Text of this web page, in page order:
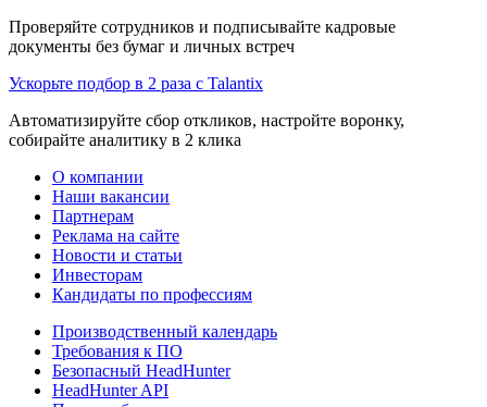
Проверяйте сотрудников и подписывайте кадровые
документы без бумаг и личных встреч
Ускорьте подбор в 2 раза с Talantix
Автоматизируйте сбор откликов, настройте воронку,
собирайте аналитику в 2 клика
О компании
Наши вакансии
Партнерам
Реклама на сайте
Новости и статьи
Инвесторам
Кандидаты по профессиям
Производственный календарь
Требования к ПО
Безопасный HeadHunter
HeadHunter API